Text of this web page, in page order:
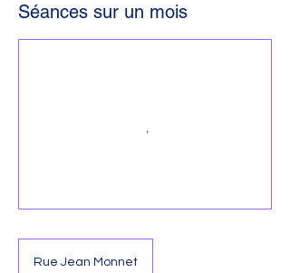
Séances sur un mois
Rue Jean Monnet